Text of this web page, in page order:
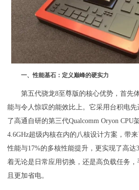
一、性能基石：定义巅峰的硬实力
第五代骁龙8至尊版的核心优势，首先
能与令人惊叹的能效比上。它采用台积电
了高通自研的第三代Qualcomm Oryon CPU
4.6GHz超级内核在内的八核设计方案，带
性能与17%的多核性能提升，更实现了高达
着无论是日常应用切换，还是高负载任务
且更加省电。